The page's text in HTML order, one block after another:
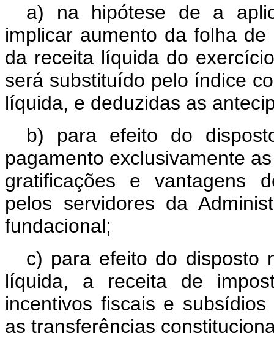
a) na hipótese de a
implicar aumento da folha
da receita líquida do
será substituído pelo índice
líquida, e deduzidas as
b) para efeito do
pagamento exclusivamente
gratificações e vantagens
pelos servidores da
fundacional;
c) para efeito do disposto
líquida, a receita de
incentivos fiscais e
as transferências